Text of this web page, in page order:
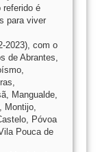
referido é
para viver
2023), com o
de Abrantes,
Mangualde,
Montijo,
Póvoa
Pouca de